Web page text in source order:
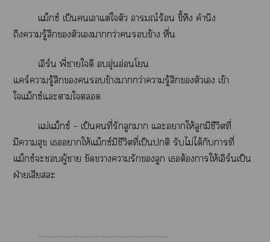
แม็กซ์ เป็นเาแต่ใตัว อารมณ์ร้อน ขี้หึง คำนึง
ถึงารู้สึกตัวเากว่าข้าง หื่น
เอิร์น พี่าใดี อุ่นอ่อนโ
แร์ารู้สึกข้างากว่าารู้สึกตัวเ เข้า
ใแม็กซ์แะาใ
แม่แม็กซ์ – เป็นคนที่รักลูกา แะาให้ลูกมีชีวิตที่
มีาสุข เาให้แม็กซ์มีชีวิตที่เป็นติ รับไม่ได้กับาที่
แม็กซ์ะผู้า ขัดาารักลูก เต้องาให้เอิร์นเป็น
ฝ่ายเสียะ
........................................................................